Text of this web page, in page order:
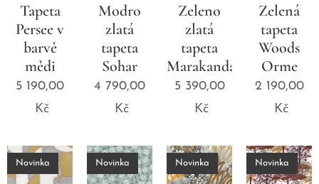
Tapeta
Persee v
barvě
mědi
5 190,00
Kč
Modro
zlatá
tapeta
Sohar
4 790,00
Kč
Zeleno
zlatá
tapeta
Marakanda
5 390,00
Kč
Zelená
tapeta
Woods
Orme
2 190,00
Kč
Novinka Novinka Novinka Novinka